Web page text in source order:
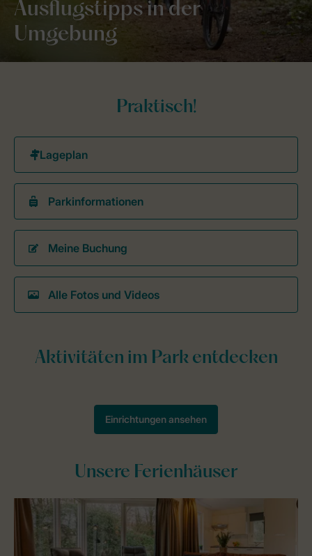
Ausflugstipps in der
Umgebung
Praktisch!
Parkinformationen
Meine Buchung
Alle Fotos und Videos
Unsere Ferienhäuser